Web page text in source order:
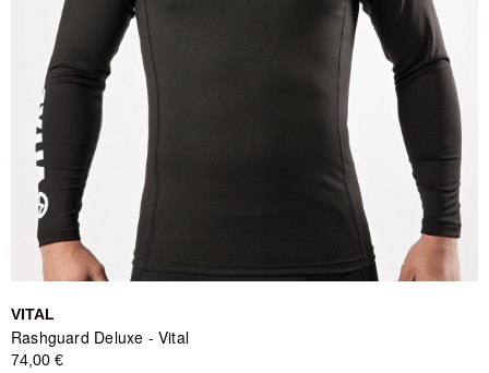
VITAL
Rashguard Deluxe - Vital
74,00 €